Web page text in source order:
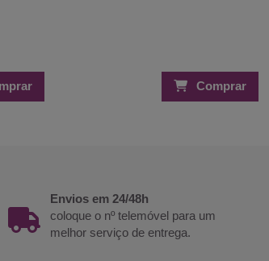
Comprar
Envios em 24/48h
coloque o nº telemóvel para um
melhor serviço de entrega.